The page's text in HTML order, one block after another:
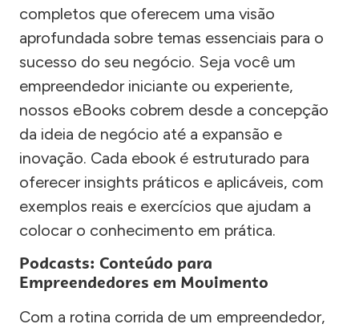
completos que oferecem uma visão
aprofundada sobre temas essenciais para o
sucesso do seu negócio. Seja você um
empreendedor iniciante ou experiente,
nossos eBooks cobrem desde a concepção
da ideia de negócio até a expansão e
inovação. Cada ebook é estruturado para
oferecer insights práticos e aplicáveis, com
exemplos reais e exercícios que ajudam a
colocar o conhecimento em prática.
Podcasts: Conteúdo para
Empreendedores em Movimento
Com a rotina corrida de um empreendedor,